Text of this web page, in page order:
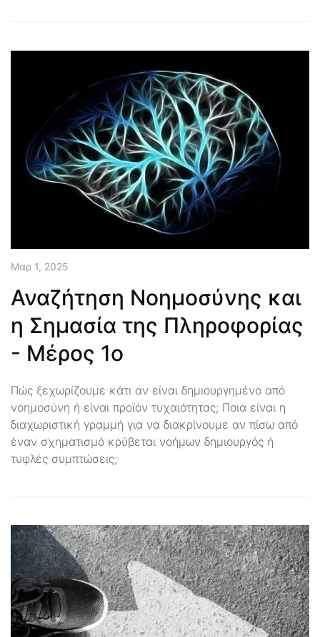
Μαρ 1, 2025
Αναζήτηση Νοημοσύνης και
η Σημασία της Πληροφορίας
- Μέρος 1ο
Πώς ξεχωρίζουμε κάτι αν είναι δημιουργημένο από
νοημοσύνη ή είναι προϊόν τυχαιότητας; Ποια είναι η
διαχωριστική γραμμή για να διακρίνουμε αν πίσω από
έναν σχηματισμό κρύβεται νοήμων δημιουργός ή
τυφλές συμπτώσεις;